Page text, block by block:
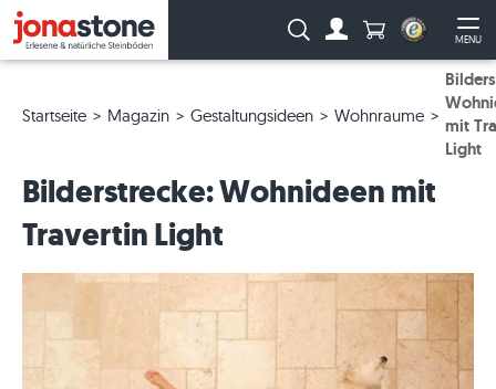
MENU
Suche: Anzahl
Startseite Magazin Gestaltungsideen Wohnraume
mit
Light
Bilderstrecke: Wohnideen mit
Travertin Light